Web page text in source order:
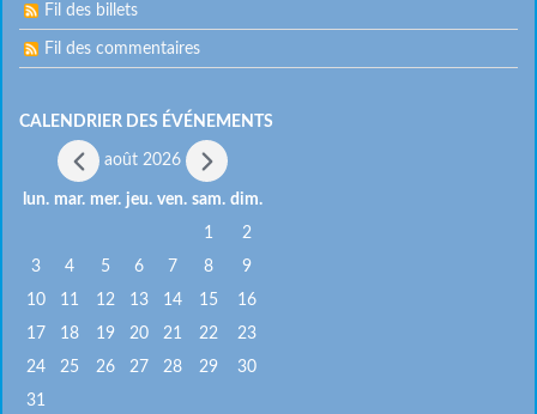
Fil des billets
Fil des commentaires
CALENDRIER DES ÉVÉNEMENTS
août 2026
lun. mar. mer. jeu. ven. sam. dim.
1
2
3
4 5 6 7 8
9
10
11 12 13 14 15
16
17
18 19 20 21 22
23
24
25 26 27 28 29
30
31